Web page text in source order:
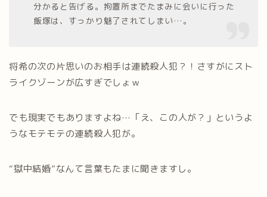
分かると告げる。拘置所までたまみに会いに行った
飯塚は、すっかり魅了されてしまい…。
将希の次の片思いのお相手は連続殺人犯？！さすがにスト
ライクゾーンが広すぎでしょｗ
でも現実でもありますよね…「え、この人が？」というよ
うなモテモテの連続殺人犯が。
“獄中結婚”なんて言葉もたまに聞きますし。